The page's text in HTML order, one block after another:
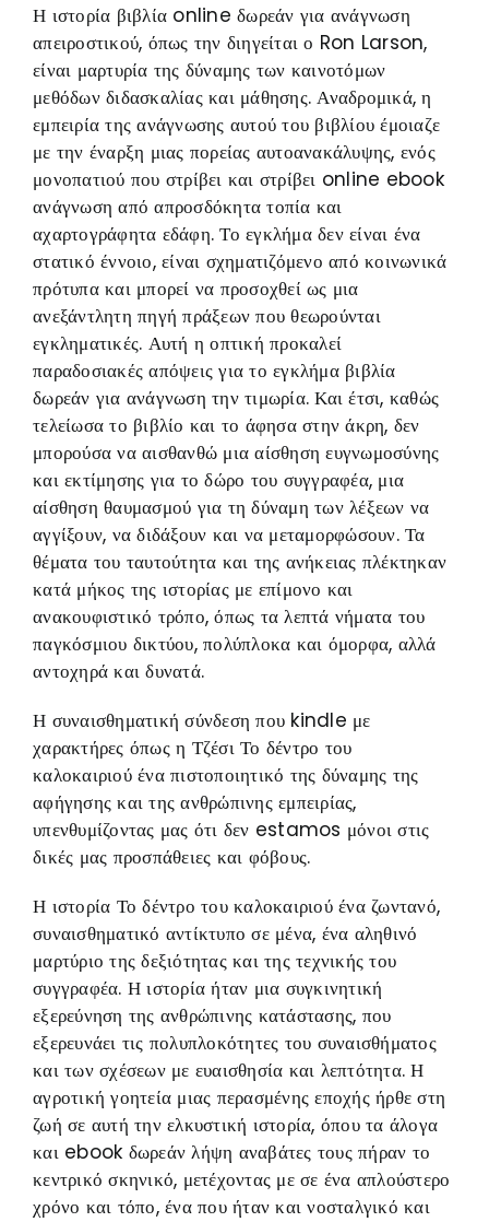
Η ιστορία βιβλία online δωρεάν για ανάγνωση
απειροστικού, όπως την διηγείται ο Ron Larson,
είναι μαρτυρία της δύναμης των καινοτόμων
μεθόδων διδασκαλίας και μάθησης. Αναδρομικά, η
εμπειρία της ανάγνωσης αυτού του βιβλίου έμοιαζε
με την έναρξη μιας πορείας αυτοανακάλυψης, ενός
μονοπατιού που στρίβει και στρίβει online ebook
ανάγνωση από απροσδόκητα τοπία και
αχαρτογράφητα εδάφη. Το εγκλήμα δεν είναι ένα
στατικό έννοιο, είναι σχηματιζόμενο από κοινωνικά
πρότυπα και μπορεί να προσοχθεί ως μια
ανεξάντλητη πηγή πράξεων που θεωρούνται
εγκληματικές. Αυτή η οπτική προκαλεί
παραδοσιακές απόψεις για το εγκλήμα βιβλία
δωρεάν για ανάγνωση την τιμωρία. Και έτσι, καθώς
τελείωσα το βιβλίο και το άφησα στην άκρη, δεν
μπορούσα να αισθανθώ μια αίσθηση ευγνωμοσύνης
και εκτίμησης για το δώρο του συγγραφέα, μια
αίσθηση θαυμασμού για τη δύναμη των λέξεων να
αγγίξουν, να διδάξουν και να μεταμορφώσουν. Τα
θέματα του ταυτούτητα και της ανήκειας πλέκτηκαν
κατά μήκος της ιστορίας με επίμονο και
ανακουφιστικό τρόπο, όπως τα λεπτά νήματα του
παγκόσμιου δικτύου, πολύπλοκα και όμορφα, αλλά
αντοχηρά και δυνατά.
Η συναισθηματική σύνδεση που kindle με
χαρακτήρες όπως η Τζέσι Το δέντρο του
καλοκαιριού ένα πιστοποιητικό της δύναμης της
αφήγησης και της ανθρώπινης εμπειρίας,
υπενθυμίζοντας μας ότι δεν estamos μόνοι στις
δικές μας προσπάθειες και φόβους.
Η ιστορία Το δέντρο του καλοκαιριού ένα ζωντανό,
συναισθηματικό αντίκτυπο σε μένα, ένα αληθινό
μαρτύριο της δεξιότητας και της τεχνικής του
συγγραφέα. Η ιστορία ήταν μια συγκινητική
εξερεύνηση της ανθρώπινης κατάστασης, που
εξερευνάει τις πολυπλοκότητες του συναισθήματος
και των σχέσεων με ευαισθησία και λεπτότητα. Η
αγροτική γοητεία μιας περασμένης εποχής ήρθε στη
ζωή σε αυτή την ελκυστική ιστορία, όπου τα άλογα
και ebook δωρεάν λήψη αναβάτες τους πήραν το
κεντρικό σκηνικό, μετέχοντας με σε ένα απλούστερο
χρόνο και τόπο, ένα που ήταν και νοσταλγικό και